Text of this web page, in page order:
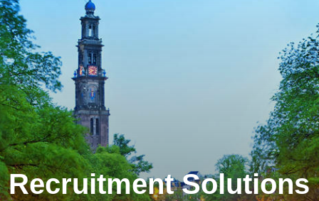
Recruitment Solutions